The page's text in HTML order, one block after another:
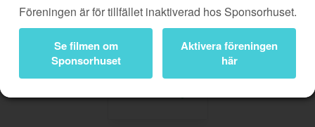
Bli medlem
Logga in
Föreningen är för tillfället inaktiverad hos Sponsorhuset.
Se filmen om
Sponsorhuset
Aktivera föreningen
här